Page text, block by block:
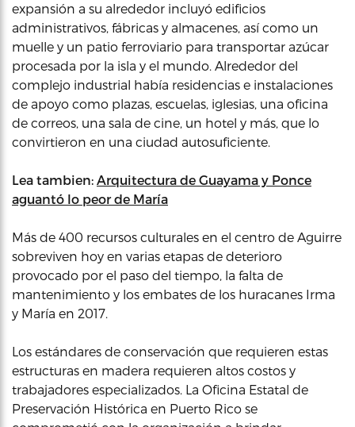
expansión a su alrededor incluyó edificios
administrativos, fábricas y almacenes, así como un
muelle y un patio ferroviario para transportar azúcar
procesada por la isla y el mundo. Alrededor del
complejo industrial había residencias e instalaciones
de apoyo como plazas, escuelas, iglesias, una oficina
de correos, una sala de cine, un hotel y más, que lo
convirtieron en una ciudad autosuficiente.
Lea tambien: Arquitectura de Guayama y Ponce
aguantó lo peor de María
Más de 400 recursos culturales en el centro de Aguirre
sobreviven hoy en varias etapas de deterioro
provocado por el paso del tiempo, la falta de
mantenimiento y los embates de los huracanes Irma
y María en 2017.
Los estándares de conservación que requieren estas
estructuras en madera requieren altos costos y
trabajadores especializados. La Oficina Estatal de
Preservación Histórica en Puerto Rico se